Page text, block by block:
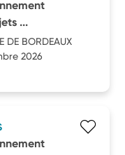
...
DE BORDEAUX
2026